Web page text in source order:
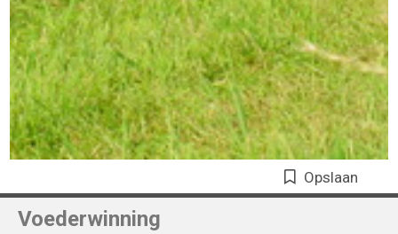
Opslaan
Voederwinning